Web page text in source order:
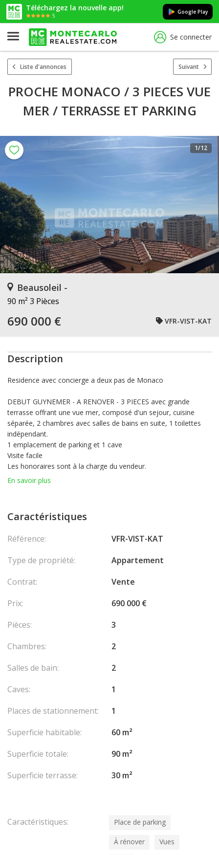
Téléchargez la nouvelle app!
5
Google Play
Se connecter
Liste d'annonces Suivant
PROCHE MONACO / 3 PIECES VUE
MER / TERRASSE ET PARKING
1/12
Beausoleil -
90 m² 3 Pièces
690 000 € VFR-VIST-KAT
Description
Residence avec concierge a deux pas de Monaco
DEBUT GUYNEMER - A RENOVER - 3 PIECES avec grande
terrasse offrant une vue mer, composé d'un sejour, cuisine
séparée, 2 chambres avec salles de bains en suite, 1 toilettes
indépendant.
1 emplacement de parking et 1 cave
Visite facile
Les honoraires sont à la charge du vendeur.
En savoir plus
Caractéristiques
Référence:
VFR-VIST-KAT
Type de propriété:
Appartement
Contrat:
Vente
Prix:
690 000 €
Pièces:
3
Chambres:
2
Salles de bain:
2
Caves:
1
Places de stationnement:
1
Superficie habitable:
60 m²
Superficie totale:
90 m²
Superficie terrasse:
30 m²
Caractéristiques: Place de parking
À rénover Vues